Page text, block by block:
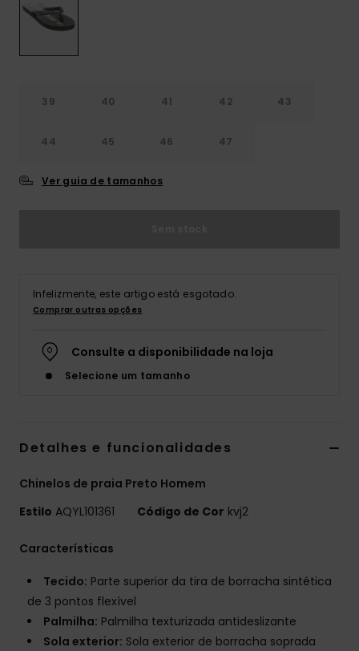
39 40 41 42 43
44 45 46 47
Ver guia de tamanhos
Infelizmente, este artigo está esgotado.
Comprar outras opções
Consulte a disponibilidade na loja
Selecione um tamanho
Detalhes e funcionalidades
Chinelos de praia Preto Homem
Estilo AQYL101361 Código de Cor kvj2
Características
Tecido: Parte superior da tira de borracha sintética
de 3 pontos flexível
Palmilha: Palmilha texturizada antideslizante
Sola exterior: Sola exterior de borracha soprada